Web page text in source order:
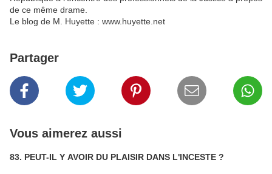
de ce même drame.
Le blog de M. Huyette : www.huyette.net
Partager
Vous aimerez aussi
83. PEUT-IL Y AVOIR DU PLAISIR DANS L'INCESTE ?